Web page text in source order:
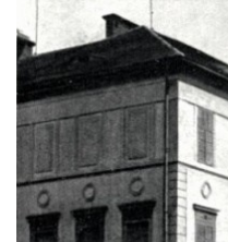
OSOBNOSTI
OSTATNÍ
ODKAZY
O NÁS